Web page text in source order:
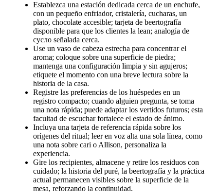
Establezca una estación dedicada cerca de un enchufe,
con un pequeño enfriador, cristalería, cucharas, un
plato, chocolate accesible; tarjeta de beertografía
disponible para que los clientes la lean; analogía de
сусло señalada cerca.
Use un vaso de cabeza estrecha para concentrar el
aroma; coloque sobre una superficie de piedra;
mantenga una configuración limpia y sin agujeros;
etiquete el momento con una breve lectura sobre la
historia de la casa.
Registre las preferencias de los huéspedes en un
registro compacto; cuando alguien pregunta, se toma
una nota rápida; puede adaptar los vertidos futuros; esta
facultad de escuchar fortalece el estado de ánimo.
Incluya una tarjeta de referencia rápida sobre los
orígenes del ritual; leer en voz alta una sola línea, como
una nota sobre cari o Allison, personaliza la
experiencia.
Gire los recipientes, almacene y retire los residuos con
cuidado; la historia del puré, la beertografía y la práctica
actual permanecen visibles sobre la superficie de la
mesa, reforzando la continuidad.